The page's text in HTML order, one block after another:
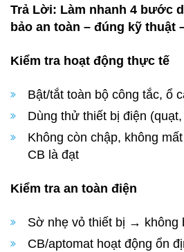
Trả Lời: Làm nhanh 4 bước
bảo an toàn – đúng kỹ thuật
Kiểm tra hoạt động thực tế
Bật/tắt toàn bộ công tắc, ổ
Dùng thử thiết bị điện
Không còn chập, không
CB là đạt
Kiểm tra an toàn điện
Sờ nhẹ vỏ thiết bị → không
CB/aptomat hoạt động ổn